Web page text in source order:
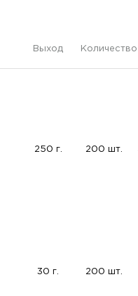
Выход Количество
250 г. 200 шт.
30 г. 200 шт.